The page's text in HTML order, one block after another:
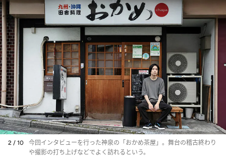
2 / 10
今回インタビューを行った神泉の「おかめ茶屋」。舞台の稽古終わり
や撮影の打ち上げなどでよく訪れるという。